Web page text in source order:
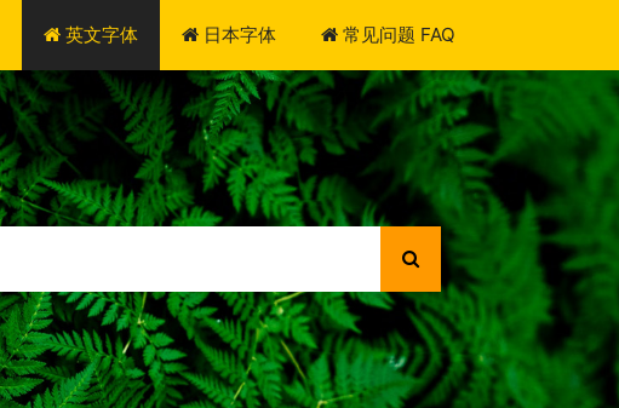
英文字体 日本字体 常见问题 FAQ